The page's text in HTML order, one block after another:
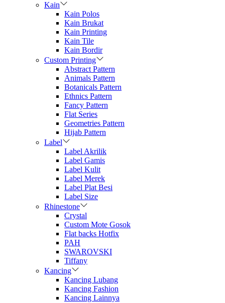
Kain
Kain Polos
Kain Brukat
Kain Printing
Kain Tile
Kain Bordir
Custom Printing
Abstract Pattern
Animals Pattern
Botanicals Pattern
Ethnics Pattern
Fancy Pattern
Flat Series
Geometries Pattern
Hijab Pattern
Label
Label Akrilik
Label Gamis
Label Kulit
Label Merek
Label Plat Besi
Label Size
Rhinestone
Crystal
Custom Mote Gosok
Flat backs Hotfix
PAH
SWAROVSKI
Tiffany
Kancing
Kancing Lubang
Kancing Fashion
Kancing Lainnya